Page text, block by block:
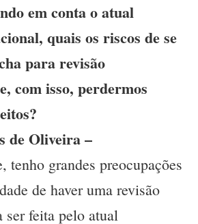
em conta o atual
quais os riscos de se
para revisão
com isso, perdermos
de Oliveira –
tenho grandes preocupações
de haver uma revisão
ser feita pelo atual